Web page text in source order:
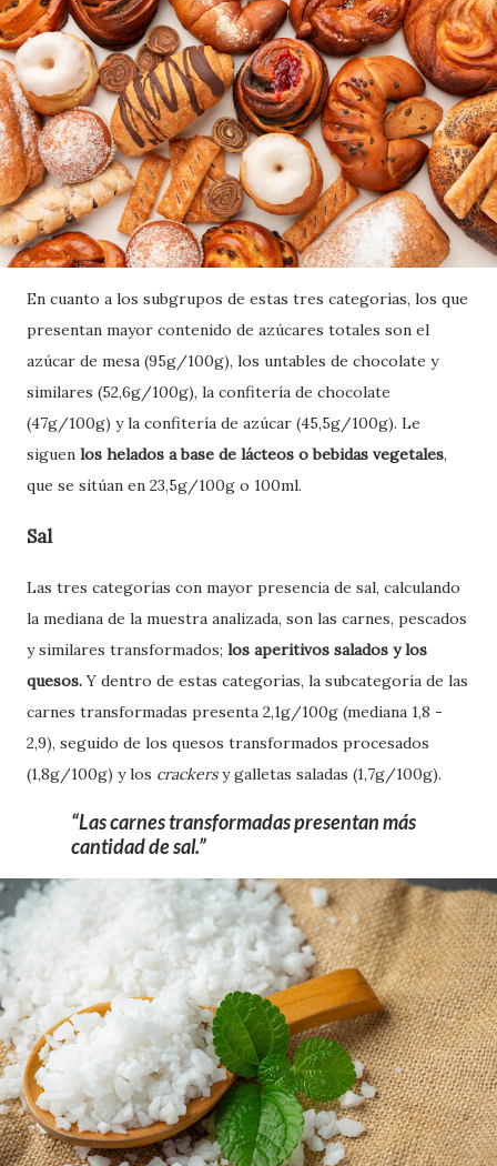
En cuanto a los subgrupos de estas tres categorías, los que
presentan mayor contenido de azúcares totales son el
azúcar de mesa (95g/100g), los untables de chocolate y
similares (52,6g/100g), la confitería de chocolate
(47g/100g) y la confitería de azúcar (45,5g/100g). Le
siguen los helados a base de lácteos o bebidas vegetales,
que se sitúan en 23,5g/100g o 100ml.
Sal
Las tres categorías con mayor presencia de sal, calculando
la mediana de la muestra analizada, son las carnes, pescados
y similares transformados; los aperitivos salados y los
quesos.Y dentro de estas categorías, la subcategoría de las
carnes transformadas presenta 2,1g/100g (mediana 1,8 -
2,9), seguido de los quesos transformados procesados
(1,8g/100g) y los crackersy galletas saladas (1,7g/100g).
Las carnes transformadas presentan más
cantidad de sal.